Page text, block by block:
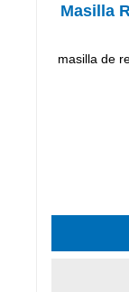
Masilla
masilla de